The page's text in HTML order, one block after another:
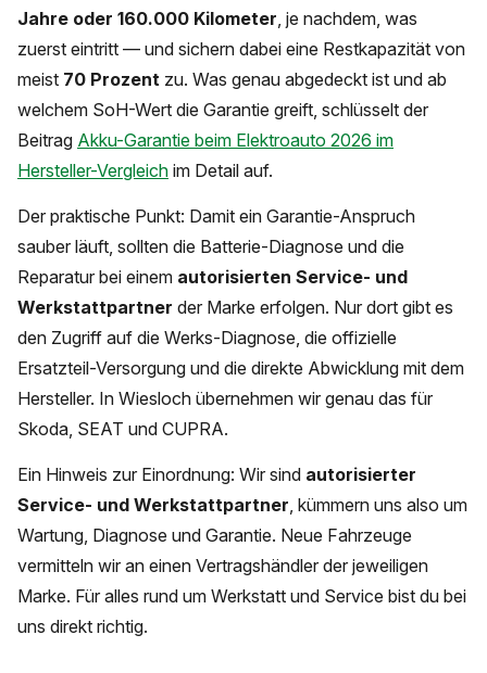
Jahre oder 160.000 Kilometer , je nachdem, was
zuerst eintritt — und sichern dabei eine Restkapazität von
meist 70 Prozent zu. Was genau abgedeckt ist und ab
welchem SoH-Wert die Garantie greift, schlüsselt der
Beitrag Akku-Garantie beim Elektroauto 2026 im
Hersteller-Vergleich im Detail auf.
Der praktische Punkt: Damit ein Garantie-Anspruch
sauber läuft, sollten die Batterie-Diagnose und die
Reparatur bei einem autorisierten Service- und
Werkstattpartner der Marke erfolgen. Nur dort gibt es
den Zugriff auf die Werks-Diagnose, die offizielle
Ersatzteil-Versorgung und die direkte Abwicklung mit dem
Hersteller. In Wiesloch übernehmen wir genau das für
Skoda, SEAT und CUPRA.
Ein Hinweis zur Einordnung: Wir sind autorisierter
Service- und Werkstattpartner, kümmern uns also um
Wartung, Diagnose und Garantie. Neue Fahrzeuge
vermitteln wir an einen Vertragshändler der jeweiligen
Marke. Für alles rund um Werkstatt und Service bist du bei
uns direkt richtig.